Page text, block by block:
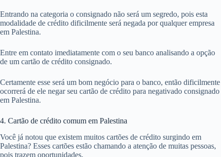
Entrando na categoria o consignado não será um segredo, pois esta
modalidade de crédito dificilmente será negada por qualquer empresa
em Palestina.
Entre em contato imediatamente com o seu banco analisando a opção
de um cartão de crédito consignado.
Certamente esse será um bom negócio para o banco, então dificilmente
ocorrerá de ele negar seu cartão de crédito para negativado consignado
em Palestina.
4. Cartão de crédito comum em Palestina
Você já notou que existem muitos cartões de crédito surgindo em
Palestina? Esses cartões estão chamando a atenção de muitas pessoas,
pois trazem oportunidades.